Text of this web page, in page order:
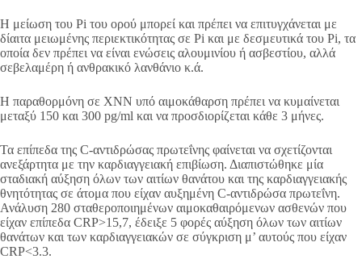
Η μείωση του Pi του ορού μπορεί και πρέπει να επιτυγχάνεται με
δίαιτα μειωμένης περιεκτικότητας σε Pi και με δεσμευτικά του Pi, τα
οποία δεν πρέπει να είναι ενώσεις αλουμινίου ή ασβεστίου, αλλά
σεβελαμέρη ή ανθρακικό λανθάνιο κ.ά.
Η παραθορμόνη σε ΧΝΝ υπό αιμοκάθαρση πρέπει να κυμαίνεται
μεταξύ 150 και 300 pg/ml και να προσδιορίζεται κάθε 3 μήνες.
Τα επίπεδα της C-αντιδρώσας πρωτεΐνης φαίνεται να σχετίζονται
ανεξάρτητα με την καρδιαγγειακή επιβίωση. Διαπιστώθηκε μία
σταδιακή αύξηση όλων των αιτίων θανάτου και της καρδιαγγειακής
θνητότητας σε άτομα που είχαν αυξημένη C-αντιδρώσα πρωτεΐνη.
Ανάλυση 280 σταθεροποιημένων αιμοκαθαιρόμενων ασθενών που
είχαν επίπεδα CRP>15,7, έδειξε 5 φορές αύξηση όλων των αιτίων
θανάτων και των καρδιαγγειακών σε σύγκριση μ’ αυτούς που είχαν
CRP<3.3.